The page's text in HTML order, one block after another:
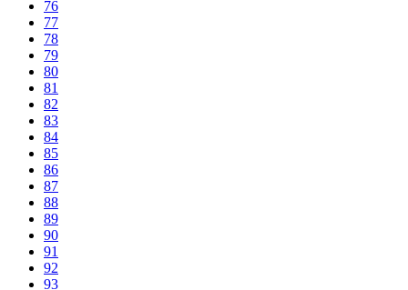
76
77
78
79
80
81
82
83
84
85
86
87
88
89
90
91
92
93